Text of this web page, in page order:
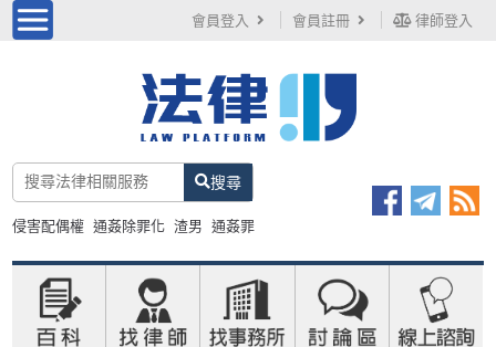
會員登入 會員註冊 律師登入
搜尋
侵害配偶權 通姦除罪化 渣男 通姦罪